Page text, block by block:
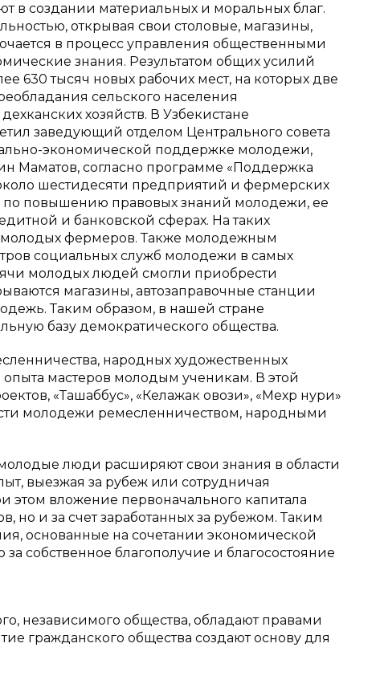
в создании материальных и моральных благ.
открывая свои столовые, магазины,
в процесс управления общественными
знания. Результатом общих усилий
630 тысяч новых рабочих мест, на которых две
сельского населения
хозяйств. В Узбекистане
заведующий отделом Центрального совета
экономической поддержке молодежи,
Маматов, согласно программе «Поддержка
шестидесяти предприятий и фермерских
по повышению правовых знаний молодежи, ее
и банковской сферах. На таких
фермеров. Также молодежным
социальных служб молодежи в самых
молодых людей смогли приобрести
магазины, автозаправочные станции
Таким образом, в нашей стране
базу демократического общества.
народных художественных
мастеров молодым ученикам. В этой
«Ташаббус», «Келажак овози», «Мехр нури»
молодежи ремесленничеством, народными
люди расширяют свои знания в области
выезжая за рубеж или сотрудничая
этом вложение первоначального капитала
но и за счет заработанных за рубежом. Таким
основанные на сочетании экономической
собственное благополучие и благосостояние
независимого общества, обладают правами
гражданского общества создают основу для